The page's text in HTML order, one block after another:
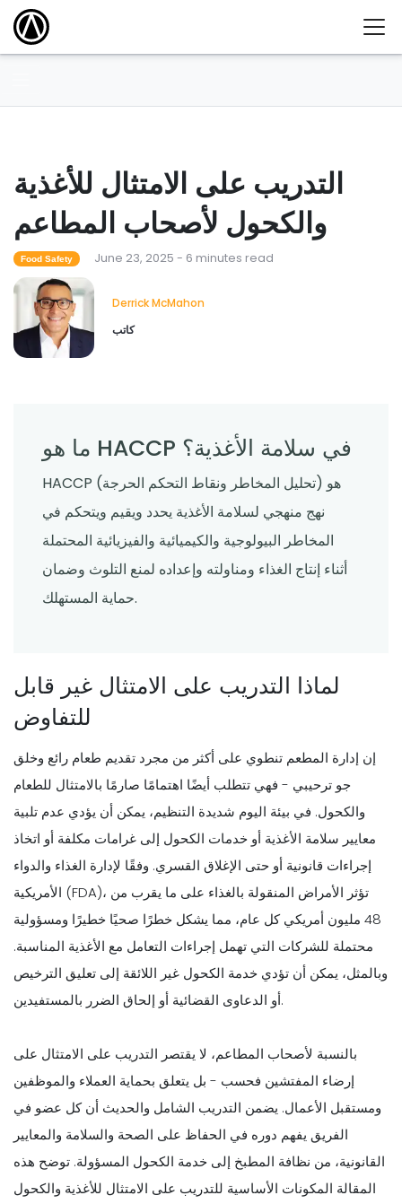
التدريب على الامتثال للأغذية
والكحول لأصحاب المطاعم
Food Safety June 23, 2025 - 6 minutes read
Derrick McMahon
كاتب
ما هو HACCP في سلامة الأغذية؟
HACCP (تحليل المخاطر ونقاط التحكم الحرجة) هو
نهج منهجي لسلامة الأغذية يحدد ويقيم ويتحكم في
المخاطر البيولوجية والكيميائية والفيزيائية المحتملة
أثناء إنتاج الغذاء ومناولته وإعداده لمنع التلوث وضمان
حماية المستهلك.
لماذا التدريب على الامتثال غير قابل
للتفاوض
إن إدارة المطعم تنطوي على أكثر من مجرد تقديم طعام رائع وخلق
جو ترحيبي - فهي تتطلب أيضًا اهتمامًا صارمًا بالامتثال للطعام
والكحول. في بيئة اليوم شديدة التنظيم، يمكن أن يؤدي عدم تلبية
معايير سلامة الأغذية أو خدمات الكحول إلى غرامات مكلفة أو اتخاذ
إجراءات قانونية أو حتى الإغلاق القسري. وفقًا لإدارة الغذاء والدواء
الأمريكية (FDA)، تؤثر الأمراض المنقولة بالغذاء على ما يقرب من
48 مليون أمريكي كل عام، مما يشكل خطرًا صحيًا خطيرًا ومسؤولية
محتملة للشركات التي تهمل إجراءات التعامل مع الأغذية المناسبة.
وبالمثل، يمكن أن تؤدي خدمة الكحول غير اللائقة إلى تعليق الترخيص
أو الدعاوى القضائية أو إلحاق الضرر بالمستفيدين.
بالنسبة لأصحاب المطاعم، لا يقتصر التدريب على الامتثال على
إرضاء المفتشين فحسب - بل يتعلق بحماية العملاء والموظفين
ومستقبل الأعمال. يضمن التدريب الشامل والحديث أن كل عضو في
الفريق يفهم دوره في الحفاظ على الصحة والسلامة والمعايير
القانونية، من نظافة المطبخ إلى خدمة الكحول المسؤولة. توضح هذه
المقالة المكونات الأساسية للتدريب على الامتثال للأغذية والكحول